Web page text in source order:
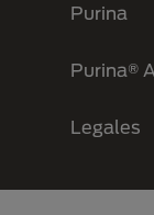
Purina
Purina®
Legales